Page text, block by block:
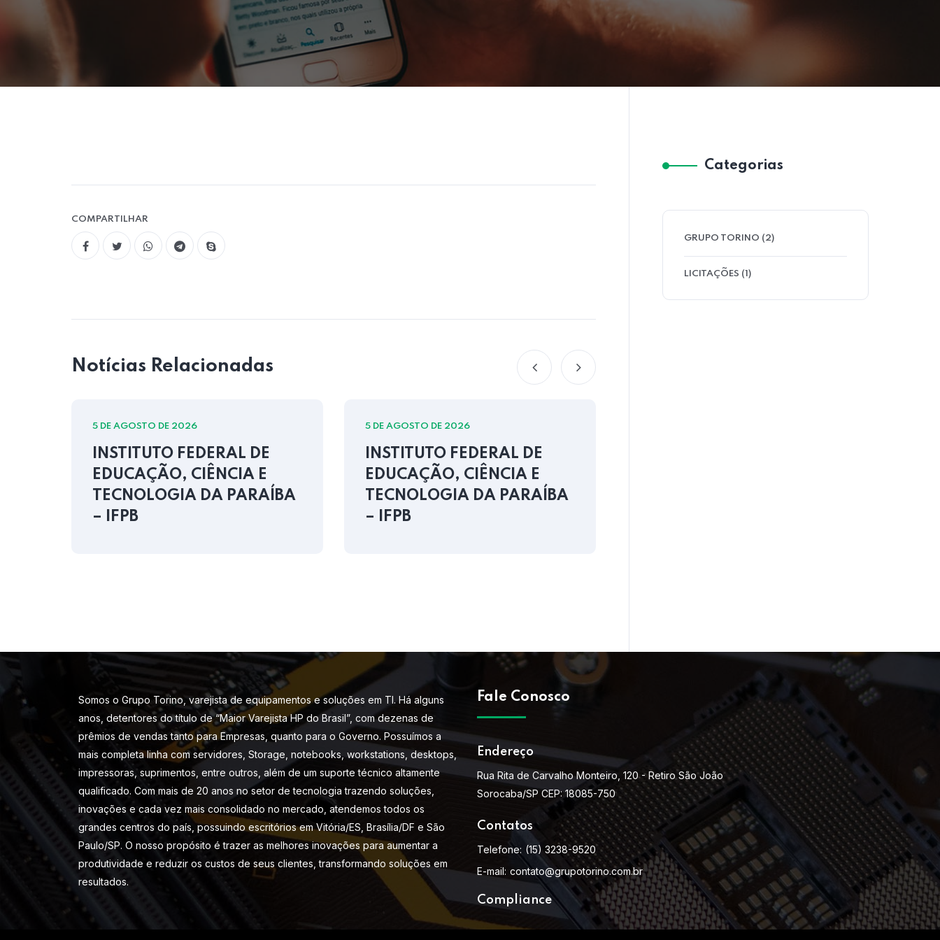
COMPARTILHAR
Notícias Relacionadas
5 DE AGOSTO DE 2026
INSTITUTO FEDERAL DE
EDUCAÇÃO, CIÊNCIA E
TECNOLOGIA DA PARAÍBA
– IFPB
5 DE AGOSTO DE 2026
INSTITUTO FEDERAL DE
EDUCAÇÃO, CIÊNCIA E
TECNOLOGIA DA PARAÍBA
– IFPB
Categorias
GRUPO TORINO (2)
LICITAÇÕES (1)
Somos o Grupo Torino, varejista de equipamentos e soluções em TI. Há alguns
anos, detentores do título de “Maior Varejista HP do Brasil”, com dezenas de
prêmios de vendas tanto para Empresas, quanto para o Governo. Possuímos a
mais completa linha com servidores, Storage, notebooks, workstations, desktops,
impressoras, suprimentos, entre outros, além de um suporte técnico altamente
qualificado. Com mais de 20 anos no setor de tecnologia trazendo soluções,
inovações e cada vez mais consolidado no mercado, atendemos todos os
grandes centros do país, possuindo escritórios em Vitória/ES, Brasília/DF e São
Paulo/SP. O nosso propósito é trazer as melhores inovações para aumentar a
produtividade e reduzir os custos de seus clientes, transformando soluções em
resultados.
Fale Conosco
Endereço
Rua Rita de Carvalho Monteiro, 120 - Retiro São João
Sorocaba/SP CEP: 18085-750
Contatos
Telefone: (15) 3238-9520
E-mail: contato@grupotorino.com.br
Compliance